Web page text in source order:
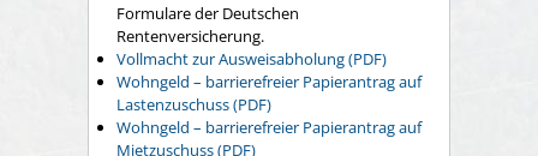
Formulare der Deutschen
Rentenversicherung.
Vollmacht zur Ausweisabholung (PDF)
Wohngeld – barrierefreier Papierantrag auf
Lastenzuschuss (PDF)
Wohngeld – barrierefreier Papierantrag auf
Mietzuschuss (PDF)